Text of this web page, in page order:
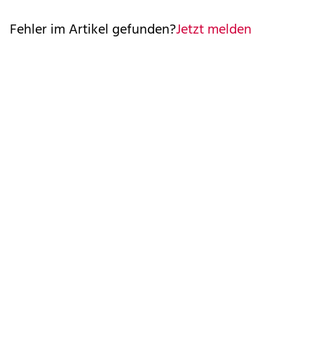
Fehler im Artikel gefunden?Jetzt melden